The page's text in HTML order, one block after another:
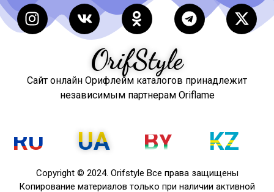
OrifStyle
Сайт онлайн Орифлейм каталогов принадлежит
независимым партнерам Oriflame
RU UA BY KZ
Copyright © 2024. Orifstyle Все права защищены
Копирование материалов только при наличии активной